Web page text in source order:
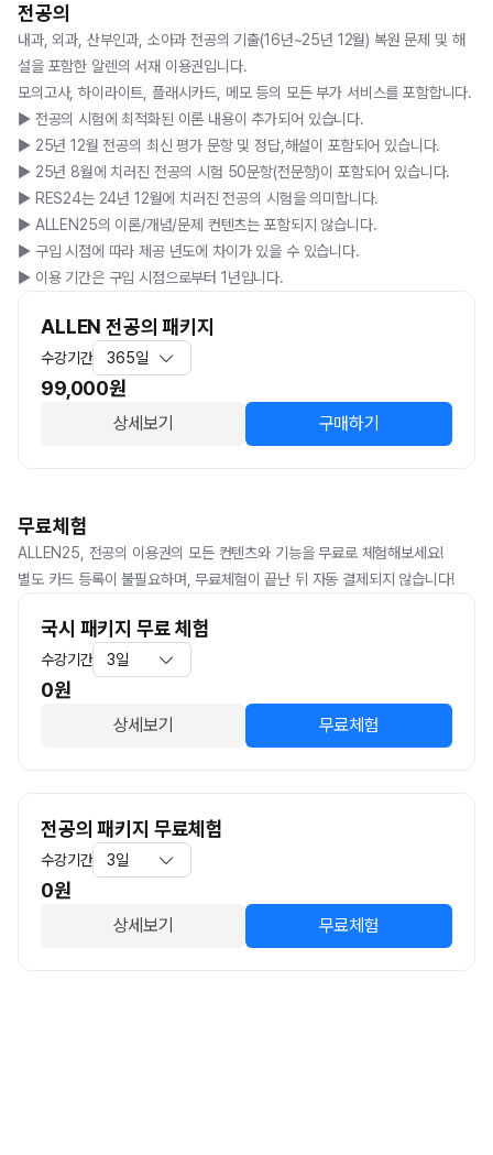
전공의
내과, 외과, 산부인과, 소아과 전공의 기출(16년~25년 12월) 복원 문제 및 해
설을 포함한 알렌의 서재 이용권입니다.
모의고사, 하이라이트, 플래시카드, 메모 등의 모든 부가 서비스를 포함합니다.
▶️ 전공의 시험에 최적화된 이론 내용이 추가되어 있습니다.
▶️ 25년 12월 전공의 최신 평가 문항 및 정답,해설이 포함되어 있습니다.
▶️ 25년 8월에 치러진 전공의 시험 50문항(전문항)이 포함되어 있습니다.
▶️ RES24는 24년 12월에 치러진 전공의 시험을 의미합니다.
▶️ ALLEN25의 이론/개념/문제 컨텐츠는 포함되지 않습니다.
▶️ 구입 시점에 따라 제공 년도에 차이가 있을 수 있습니다.
▶️ 이용 기간은 구입 시점으로부터 1년입니다.
ALLEN 전공의 패키지
수강기간 365일
99,000원
상세보기 구매하기
무료체험
ALLEN25, 전공의 이용권의 모든 컨텐츠와 기능을 무료로 체험해보세요!
별도 카드 등록이 불필요하며, 무료체험이 끝난 뒤 자동 결제되지 않습니다!
국시 패키지 무료 체험
수강기간 3일
0원
상세보기 무료체험
전공의 패키지 무료체험
수강기간 3일
0원
상세보기 무료체험